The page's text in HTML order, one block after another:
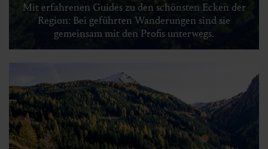
Mit erfahrenen Guides zu den schönsten Ecken der
Region: Bei geführten Wanderungen sind sie
gemeinsam mit den Profis unterwegs.